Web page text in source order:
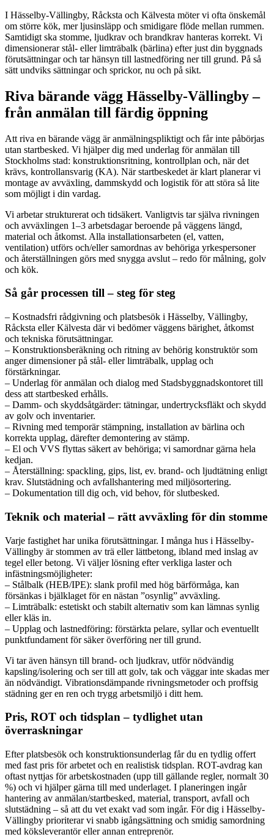
I Hässelby-Vällingby, Råcksta och Kälvesta möter vi ofta önskemål
om större kök, mer ljusinsläpp och smidigare flöde mellan rummen.
Samtidigt ska stomme, ljudkrav och brandkrav hanteras korrekt. Vi
dimensionerar stål- eller limträbalk (bärlina) efter just din byggnads
förutsättningar och tar hänsyn till lastnedföring ner till grund. På så
sätt undviks sättningar och sprickor, nu och på sikt.
Riva bärande vägg Hässelby-Vällingby –
från anmälan till färdig öppning
Att riva en bärande vägg är anmälningspliktigt och får inte påbörjas
utan startbesked. Vi hjälper dig med underlag för anmälan till
Stockholms stad: konstruktionsritning, kontrollplan och, när det
krävs, kontrollansvarig (KA). När startbeskedet är klart planerar vi
montage av avväxling, dammskydd och logistik för att störa så lite
som möjligt i din vardag.
Vi arbetar strukturerat och tidsäkert. Vanligtvis tar själva rivningen
och avväxlingen 1–3 arbetsdagar beroende på väggens längd,
material och åtkomst. Alla installationsarbeten (el, vatten,
ventilation) utförs och/eller samordnas av behöriga yrkespersoner
och återställningen görs med snygga avslut – redo för målning, golv
och kök.
Så går processen till – steg för steg
– Kostnadsfri rådgivning och platsbesök i Hässelby, Vällingby,
Råcksta eller Kälvesta där vi bedömer väggens bärighet, åtkomst
och tekniska förutsättningar.
– Konstruktionsberäkning och ritning av behörig konstruktör som
anger dimensioner på stål- eller limträbalk, upplag och
förstärkningar.
– Underlag för anmälan och dialog med Stadsbyggnadskontoret till
dess att startbesked erhålls.
– Damm- och skyddsåtgärder: tätningar, undertrycksfläkt och skydd
av golv och inventarier.
– Rivning med temporär stämpning, installation av bärlina och
korrekta upplag, därefter demontering av stämp.
– El och VVS flyttas säkert av behöriga; vi samordnar gärna hela
kedjan.
– Återställning: spackling, gips, list, ev. brand- och ljudtätning enligt
krav. Slutstädning och avfallshantering med miljösortering.
– Dokumentation till dig och, vid behov, för slutbesked.
Teknik och material – rätt avväxling för din stomme
Varje fastighet har unika förutsättningar. I många hus i Hässelby-
Vällingby är stommen av trä eller lättbetong, ibland med inslag av
tegel eller betong. Vi väljer lösning efter verkliga laster och
infästningsmöjligheter:
– Stålbalk (HEB/IPE): slank profil med hög bärförmåga, kan
försänkas i bjälklaget för en nästan ”osynlig” avväxling.
– Limträbalk: estetiskt och stabilt alternativ som kan lämnas synlig
eller kläs in.
– Upplag och lastnedföring: förstärkta pelare, syllar och eventuellt
punktfundament för säker överföring ner till grund.
Vi tar även hänsyn till brand- och ljudkrav, utför nödvändig
kapsling/isolering och ser till att golv, tak och väggar inte skadas mer
än nödvändigt. Vibrationsdämpande rivningsmetoder och proffsig
städning ger en ren och trygg arbetsmiljö i ditt hem.
Pris, ROT och tidsplan – tydlighet utan
överraskningar
Efter platsbesök och konstruktionsunderlag får du en tydlig offert
med fast pris för arbetet och en realistisk tidsplan. ROT-avdrag kan
oftast nyttjas för arbetskostnaden (upp till gällande regler, normalt 30
%) och vi hjälper gärna till med underlaget. I planeringen ingår
hantering av anmälan/startbesked, material, transport, avfall och
slutstädning – så att du vet exakt vad som ingår. För dig i Hässelby-
Vällingby prioriterar vi snabb igångsättning och smidig samordning
med köksleverantör eller annan entreprenör.